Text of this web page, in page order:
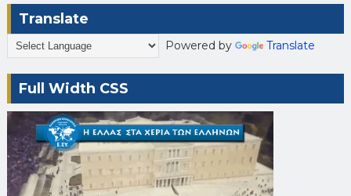
Translate
Powered by Translate
Full Width CSS